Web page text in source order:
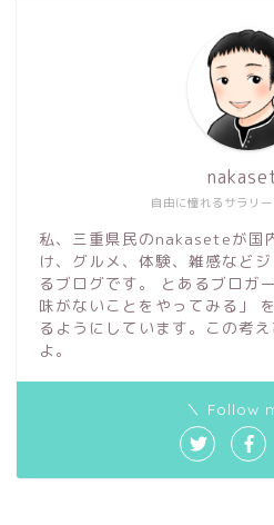
自由に憧れるサラリ
私、三重県民のnakaseteが国
け、グルメ、体験、雑感など
るブログです。 とあるブロガ
味がないことをやってみる」
るようにしています。この考
よ。
＼ Follow